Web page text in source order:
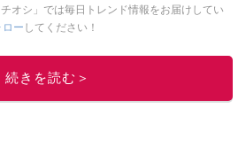
オシ」では毎日トレンド情報をお届けしてい
ロー してください！
このイチオシストの他の記事を読む
続きを読む＞